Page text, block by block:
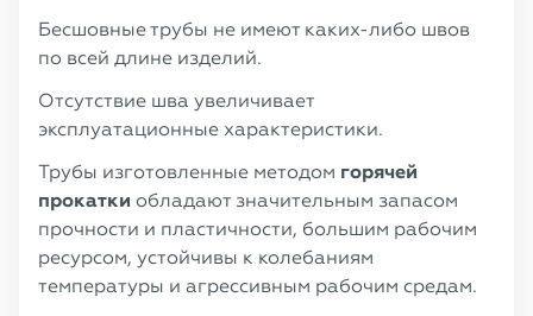
Бесшовные трубы не имеют каких-либо швов
по всей длине изделий.
Отсутствие шва увеличивает
эксплуатационные характеристики.
Трубы изготовленные методом горячей
прокатки обладают значительным запасом
прочности и пластичности, большим рабочим
ресурсом, устойчивы к колебаниям
температуры и агрессивным рабочим средам.